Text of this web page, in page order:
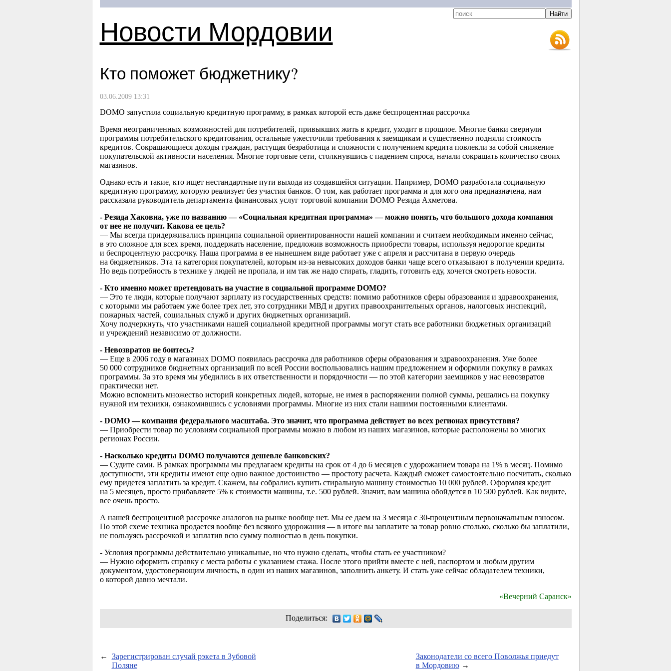
Новости Мордовии
Кто поможет бюджетнику?
03.06.2009 13:31
DOMO запустила социальную кредитную программу, в рамках которой есть даже беспроцентная рассрочка
Время неограниченных возможностей для потребителей, привыкших жить в кредит, уходит в прошлое. Многие банки свернули
программы потребительского кредитования, остальные ужесточили требования к заемщикам и существенно подняли стоимость
кредитов. Сокращающиеся доходы граждан, растущая безработица и сложности с получением кредита повлекли за собой снижение
покупательской активности населения. Многие торговые сети, столкнувшись с падением спроса, начали сокращать количество своих
магазинов.
Однако есть и такие, кто ищет нестандартные пути выхода из создавшейся ситуации. Например, DOMO разработала социальную
кредитную программу, которую реализует без участия банков. О том, как работает программа и для кого она предназначена, нам
рассказала руководитель департамента финансовых услуг торговой компании DOMO Резида Ахметова.
- Резида Хаковна, уже по названию — «Социальная кредитная программа» — можно понять, что большого дохода компания
от нее не получит. Какова ее цель?
— Мы всегда придерживались принципа социальной ориентированности нашей компании и считаем необходимым именно сейчас,
в это сложное для всех время, поддержать население, предложив возможность приобрести товары, используя недорогие кредиты
и беспроцентную рассрочку. Наша программа в ее нынешнем виде работает уже с апреля и рассчитана в первую очередь
на бюджетников. Эта та категория покупателей, которым из-за невысоких доходов банки чаще всего отказывают в получении кредита.
Но ведь потребность в технике у людей не пропала, и им так же надо стирать, гладить, готовить еду, хочется смотреть новости.
- Кто именно может претендовать на участие в социальной программе DOMO?
— Это те люди, которые получают зарплату из государственных средств: помимо работников сферы образования и здравоохранения,
с которыми мы работаем уже более трех лет, это сотрудники МВД и других правоохранительных органов, налоговых инспекций,
пожарных частей, социальных служб и других бюджетных организаций.
Хочу подчеркнуть, что участниками нашей социальной кредитной программы могут стать все работники бюджетных организаций
и учреждений независимо от должности.
- Невозвратов не боитесь?
— Еще в 2006 году в магазинах DOMO появилась рассрочка для работников сферы образования и здравоохранения. Уже более
50 000 сотрудников бюджетных организаций по всей России воспользовались нашим предложением и оформили покупку в рамках
программы. За это время мы убедились в их ответственности и порядочности — по этой категории заемщиков у нас невозвратов
практически нет.
Можно вспомнить множество историй конкретных людей, которые, не имея в распоряжении полной суммы, решались на покупку
нужной им техники, ознакомившись с условиями программы. Многие из них стали нашими постоянными клиентами.
- DOMO — компания федерального масштаба. Это значит, что программа действует во всех регионах присутствия?
— Приобрести товар по условиям социальной программы можно в любом из наших магазинов, которые расположены во многих
регионах России.
- Насколько кредиты DOMO получаются дешевле банковских?
— Судите сами. В рамках программы мы предлагаем кредиты на срок от 4 до 6 месяцев с удорожанием товара на 1% в месяц. Помимо
доступности, эти кредиты имеют еще одно важное достоинство — простоту расчета. Каждый сможет самостоятельно посчитать, сколько
ему придется заплатить за кредит. Скажем, вы собрались купить стиральную машину стоимостью 10 000 рублей. Оформляя кредит
на 5 месяцев, просто прибавляете 5% к стоимости машины, т.е. 500 рублей. Значит, вам машина обойдется в 10 500 рублей. Как видите,
все очень просто.
А нашей беспроцентной рассрочке аналогов на рынке вообще нет. Мы ее даем на 3 месяца с 30-процентнымпервоначальным взносом.
По этой схеме техника продается вообще без всякого удорожания — в итоге вы заплатите за товар ровно столько, сколько бы заплатили,
не пользуясь рассрочкой и заплатив всю сумму полностью в день покупки.
- Условия программы действительно уникальные, но что нужно сделать, чтобы стать ее участником?
— Нужно оформить справку с места работы с указанием стажа. После этого прийти вместе с ней, паспортом и любым другим
документом, удостоверяющим личность, в один из наших магазинов, заполнить анкету. И стать уже сейчас обладателем техники,
о которой давно мечтали.
«Вечерний Саранск»
Поделиться:
←
Зарегистрирован случай рэкета в Зубовой
Поляне
Законодатели со всего Поволжья приедут
в Мордовию→